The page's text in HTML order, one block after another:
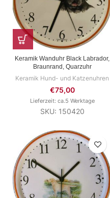
Keramik Wanduhr Black Labrador,
Braunrand, Quarzuhr
Keramik Hund- und Katzenuhren
€75,00
Lieferzeit: ca.5 Werktage
SKU: 150420